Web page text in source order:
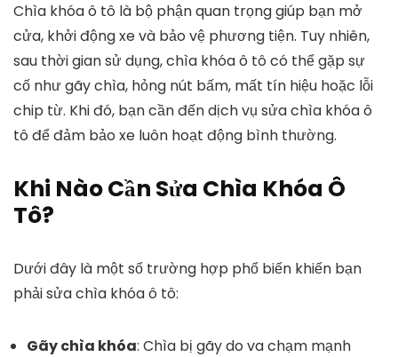
Chìa khóa ô tô là bộ phận quan trọng giúp bạn mở
cửa, khởi động xe và bảo vệ phương tiện. Tuy nhiên,
sau thời gian sử dụng, chìa khóa ô tô có thể gặp sự
cố như gãy chìa, hỏng nút bấm, mất tín hiệu hoặc lỗi
chip từ. Khi đó, bạn cần đến dịch vụ sửa chìa khóa ô
tô để đảm bảo xe luôn hoạt động bình thường.
Khi Nào Cần Sửa Chìa Khóa Ô
Tô?
Dưới đây là một số trường hợp phổ biến khiến bạn
phải sửa chìa khóa ô tô:
Gãy chìa khóa: Chìa bị gãy do va chạm mạnh